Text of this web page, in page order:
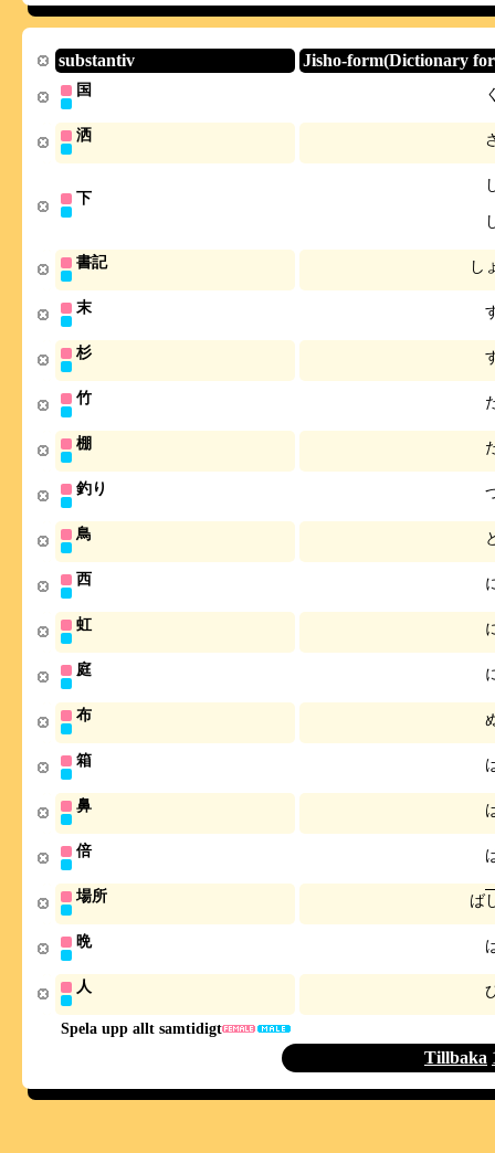
substantiv Jisho-form(Dictionary
Spela upp allt samtidigt
国
洒
下
書記 し
末
杉
竹
棚
釣り
鳥
西
虹
庭
布
箱
鼻
倍
場所 ば
晩
人
Tillbaka